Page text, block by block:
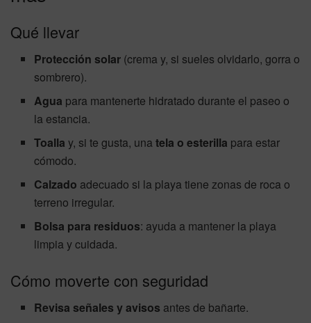
Qué llevar
Protección solar (crema y, si sueles olvidarlo, gorra o
sombrero).
Agua para mantenerte hidratado durante el paseo o
la estancia.
Toalla y, si te gusta, unatela o esterilla para estar
cómodo.
Calzado adecuado si la playa tiene zonas de roca o
terreno irregular.
Bolsa para residuos: ayuda a mantener la playa
limpia y cuidada.
Cómo moverte con seguridad
Revisa señales y avisos antes de bañarte.